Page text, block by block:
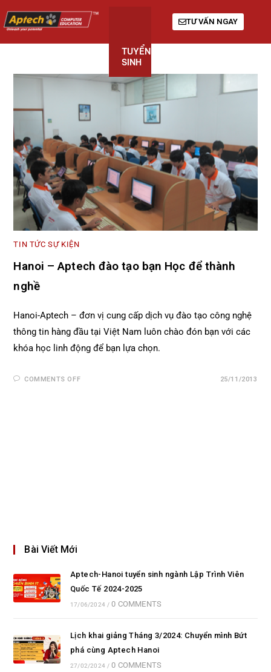
TUYỂN
SINH
TƯ VẤN NGAY
TIN TỨC SỰ KIỆN
Hanoi – Aptech đào tạo bạn Học để thành
nghề
Hanoi-Aptech – đơn vị cung cấp dịch vụ đào tạo công nghệ
thông tin hàng đầu tại Việt Nam luôn chào đón bạn với các
khóa học linh động để bạn lựa chọn.
COMMENTS OFF 25/11/2013
Bài Viết Mới
Aptech-Hanoi tuyển sinh ngành Lập Trình Viên
Quốc Tế 2024-2025
17/06/2024 / 0 COMMENTS
Lịch khai giảng Tháng 3/2024: Chuyển mình Bứt
phá cùng Aptech Hanoi
27/02/2024 / 0 COMMENTS